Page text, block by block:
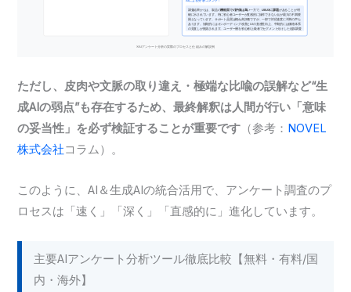
ただし、皮肉や文脈の取り違え・極端な比喩の誤解など“生
成AIの弱点”も存在するため、最終解釈は人間が行い「意味
の妥当性」を必ず検証することが重要です （参考： NOVEL
株式会社コラム）。
このように、AI＆生成AIの統合活用で、アンケート調査のプ
ロセスは「速く」「深く」「直感的に」進化しています。
主要AIアンケート分析ツール徹底比較【無料・有料/国
内・海外】